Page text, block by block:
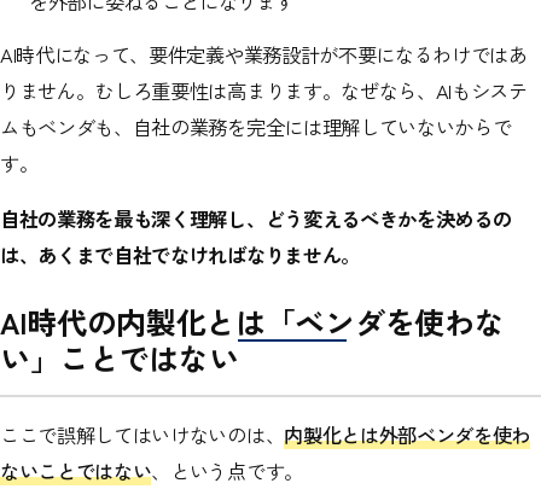
AI時代になって、要件定義や業務設計が不要になるわけではあ
りません。むしろ重要性は高まります。なぜなら、AIもシステ
ムもベンダも、自社の業務を完全には理解していないからで
す。
自社の業務を最も深く理解し、どう変えるべきかを決めるの
は、あくまで自社でなければなりません。
AI時代の内製化とは「ベンダを使わな
い」ことではない
ここで誤解してはいけないのは、内製化とは外部ベンダを使わ
ないことではない、という点です。